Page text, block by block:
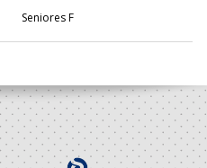
Seniores F